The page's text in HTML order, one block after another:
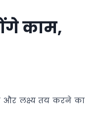
काम,
और लक्ष्य तय करने का